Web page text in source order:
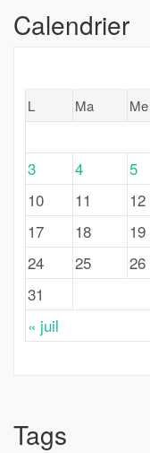
Calendrier
L
Ma Me
« juil
3
4 5
10
11 12
17
18 19
24
25 26
31
Tags